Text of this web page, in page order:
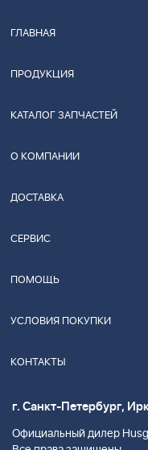
ГЛАВНАЯ
ПРОДУКЦИЯ
КАТАЛОГ ЗАПЧАСТЕЙ
О КОМПАНИИ
ДОСТАВКА
СЕРВИС
ПОМОЩЬ
УСЛОВИЯ ПОКУПКИ
КОНТАКТЫ
г. Санкт-Петербург,
Официальный дилер